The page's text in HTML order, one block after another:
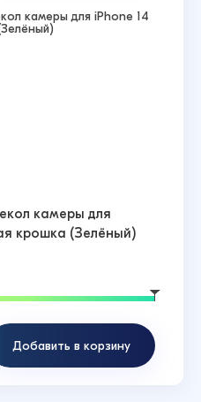
камеры для
крошка (Зелёный)
Добавить в корзину